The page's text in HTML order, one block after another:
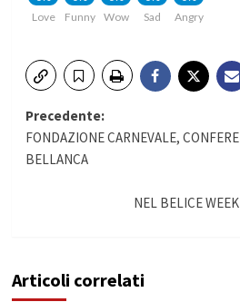
Love
Funny
Wow
Sad
Angry
Navigazione
articolo
Precedente:
FONDAZIONE CARNEVALE,
BELLANCA
NEL BELICE
Articoli correlati